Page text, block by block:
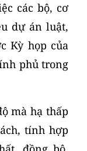
các bộ, cơ
dự án luật,
Kỳ họp của
phủ trong
mà hạ thấp
tính hợp